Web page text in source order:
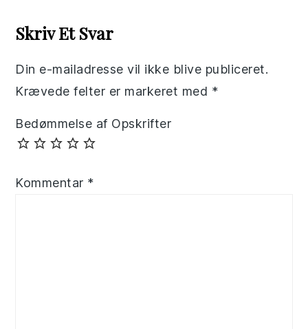
Interactions
Skriv Et Svar
Din e-mailadresse vil ikke blive publiceret.
Krævede felter er markeret med *
Bedømmelse af Opskrifter
Kommentar *